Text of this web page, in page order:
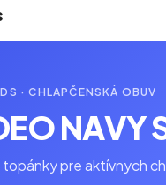
· CHLAPČENSKÁ OBUV
NAVY
topánky pre aktívnych